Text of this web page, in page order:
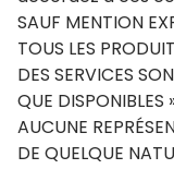
SAUF MENTION
TOUS LES
DES SERVICES
QUE DISPONIBLES
AUCUNE
DE QUELQUE